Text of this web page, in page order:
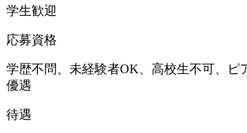
学生歓迎
応募資格
学歴不問、未経験者OK、高校生不可、ピ
優遇
待遇